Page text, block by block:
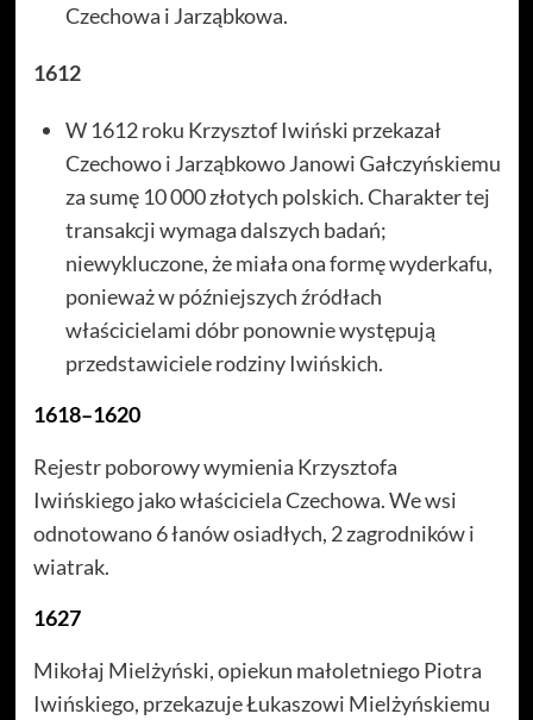
Czechowa i Jarząbkowa.
1612
W 1612 roku Krzysztof Iwiński przekazał
Czechowo i Jarząbkowo Janowi Gałczyńskiemu
za sumę 10 000 złotych polskich. Charakter tej
transakcji wymaga dalszych badań;
niewykluczone, że miała ona formę wyderkafu,
ponieważ w późniejszych źródłach
właścicielami dóbr ponownie występują
przedstawiciele rodziny Iwińskich.
1618–1620
Rejestr poborowy wymienia Krzysztofa
Iwińskiego jako właściciela Czechowa. We wsi
odnotowano 6 łanów osiadłych, 2 zagrodników i
wiatrak.
1627
Mikołaj Mielżyński, opiekun małoletniego Piotra
Iwińskiego, przekazuje Łukaszowi Mielżyńskiemu